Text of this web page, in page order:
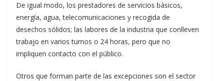
De igual modo, los prestadores de servicios básicos,
energía, agua, telecomunicaciones y recogida de
desechos sólidos; las labores de la industria que conlleven
trabajo en varios turnos o 24 horas, pero que no
impliquen contacto con el público.
Otros que forman parte de las excepciones son el sector